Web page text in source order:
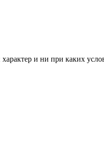
и ни при каких